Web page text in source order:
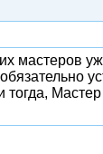
мастеров
Мастер